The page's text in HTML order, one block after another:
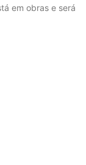
em obras e será